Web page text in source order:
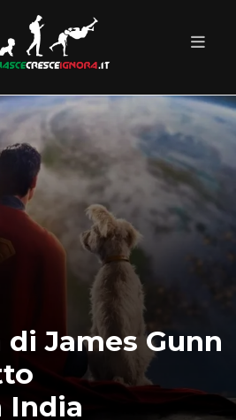
James Gunn
India